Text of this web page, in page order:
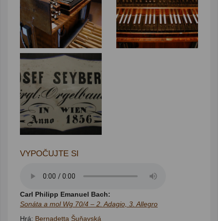
VYPOČUJTE SI
Carl Philipp Emanuel Bach:
Sonáta a mol Wg 70/4 – 2. Adagio, 3. Allegro
Hrá: Bernadetta Šuňavská